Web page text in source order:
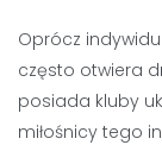
Oprócz
często otwiera
posiada kluby
miłośnicy tego